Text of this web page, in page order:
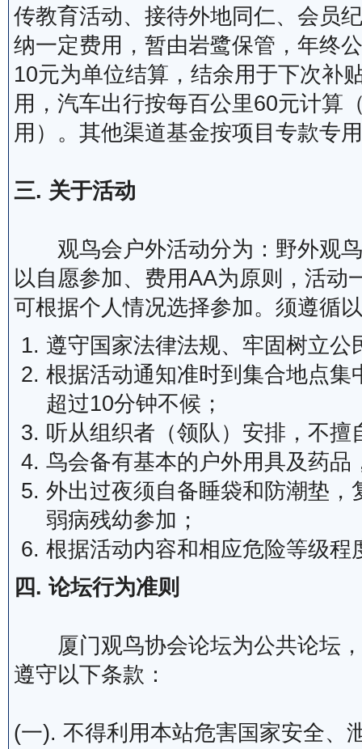
传教育活动、接待外地同仁、会员
纳一定费用，暂由岩鹭保管，年终
10元为单位结算，结余用于下次补
用，汽车出行按每百公里60元计算
用）。其他渠道基金按项目专款专
三. 关于活动
观鸟会户外活动分为：野外观鸟
以自愿参加、费用AA为原则，活动
可根据个人情况选择参加。须遵循
遵守国家法律法规、牢固树立
根据活动通知准时到集合地点
超过10分钟不候；
听从组织者（领队）安排，不
鸟会备有基本的户外用具及药
外出过夜须自备睡袋和防潮垫
弱病残幼参加；
根据活动内容和相应危险等级程
四. 论坛行为准则
厦门观鸟协会论坛为公共论坛，
遵守以下条款：
(一). 不得利用本站危害国家安全、